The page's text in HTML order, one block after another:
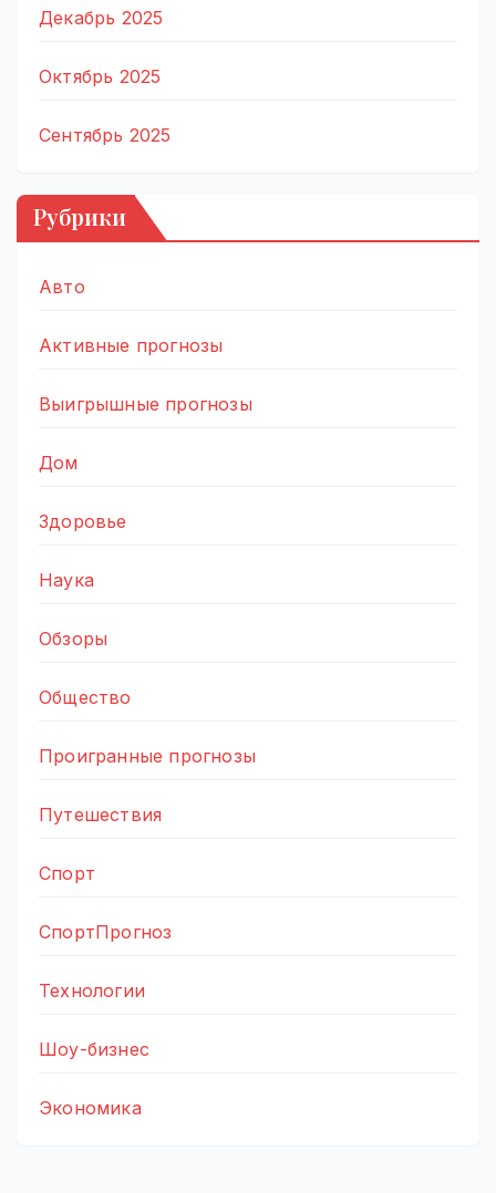
Декабрь 2025
Октябрь 2025
Сентябрь 2025
Рубрики
Авто
Активные прогнозы
Выигрышные прогнозы
Дом
Здоровье
Наука
Обзоры
Общество
Проигранные прогнозы
Путешествия
Спорт
СпортПрогноз
Технологии
Шоу-бизнес
Экономика